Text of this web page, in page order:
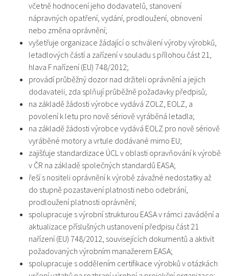
včetně hodnocení jeho dodavatelů, stanovení
nápravných opatření, vydání, prodloužení, obnovení
nebo změna oprávnění;
vyšetřuje organizace žádající o schválení výroby výrobků,
letadlových částí a zařízení v souladu s přílohou část 21,
hlava F nařízení (EU) 748/2012;
provádí průběžný dozor nad držiteli oprávnění a jejich
dodavateli, zda splňují průběžně požadavky předpisů;
na základě žádosti výrobce vydává ZOLZ, EOLZ, a
povolení k letu pro nově sériově vyráběná letadla;
na základě žádosti výrobce vydává EOLZ pro nově sériově
vyráběné motory a vrtule dodávané mimo EU;
zajišťuje standardizace ÚCL v oblasti opravňování k výrobě
v ČR na základě společných standardů EASA;
řeší s nositeli oprávnění k výrobě závažné nedostatky až
do stupně pozastavení platnosti nebo odebrání,
prodloužení platnosti oprávnění;
spolupracuje s výrobní strukturou EASA v rámci zavádění a
aktualizace příslušných ustanovení předpisu část 21
nařízení (EU) 748/2012, souvisejících dokumentů a aktivit
požadovaných výrobním manažerem EASA;
spolupracuje s oddělením certifikace výrobků v otázkách